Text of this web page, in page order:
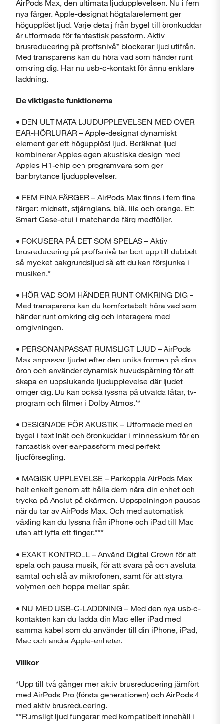
AirPods Max, den ultimata ljudupplevelsen. Nu i fem
nya färger. Apple-designat högtalarelement ger
högupplöst ljud. Varje detalj från bygel till öronkuddar
är utformade för fantastisk passform. Aktiv
brusreducering på proffsnivå* blockerar ljud utifrån.
Med transparens kan du höra vad som händer runt
omkring dig. Har nu usb-c-kontakt för ännu enklare
laddning.
De viktigaste funktionerna
• DEN ULTIMATA LJUDUPPLEVELSEN MED OVER
EAR-HÖRLURAR – Apple-designat dynamiskt
element ger ett högupplöst ljud. Beräknat ljud
kombinerar Apples egen akustiska design med
Apples H1-chip och programvara som ger
banbrytande ljudupplevelser.
• FEM FINA FÄRGER – AirPods Max finns i fem fina
färger: midnatt, stjärnglans, blå, lila och orange. Ett
Smart Case-etui i matchande färg medföljer.
• FOKUSERA PÅ DET SOM SPELAS – Aktiv
brusreducering på proffsnivå tar bort upp till dubbelt
så mycket bakgrundsljud så att du kan försjunka i
musiken.*
• HÖR VAD SOM HÄNDER RUNT OMKRING DIG –
Med transparens kan du komfortabelt höra vad som
händer runt omkring dig och interagera med
omgivningen.
• PERSONANPASSAT RUMSLIGT LJUD – AirPods
Max anpassar ljudet efter den unika formen på dina
öron och använder dynamisk huvudspårning för att
skapa en uppslukande ljudupplevelse där ljudet
omger dig. Du kan också lyssna på utvalda låtar, tv-
program och filmer i Dolby Atmos.**
• DESIGNADE FÖR AKUSTIK – Utformade med en
bygel i textilnät och öronkuddar i minnesskum för en
fantastisk over ear-passform med perfekt
ljudförsegling.
• MAGISK UPPLEVELSE – Parkoppla AirPods Max
helt enkelt genom att hålla dem nära din enhet och
trycka på Anslut på skärmen. Uppspelningen pausas
när du tar av AirPods Max. Och med automatisk
växling kan du lyssna från iPhone och iPad till Mac
utan att lyfta ett finger.***
• EXAKT KONTROLL – Använd Digital Crown för att
spela och pausa musik, för att svara på och avsluta
samtal och slå av mikrofonen, samt för att styra
volymen och hoppa mellan spår.
• NU MED USB-C-LADDNING – Med den nya usb-c-
kontakten kan du ladda din Mac eller iPad med
samma kabel som du använder till din iPhone, iPad,
Mac och andra Apple-enheter.
Villkor
*Upp till två gånger mer aktiv brusreducering jämfört
med AirPods Pro (första generationen) och AirPods 4
med aktiv brusreducering.
**Rumsligt ljud fungerar med kompatibelt innehåll i
Stäng